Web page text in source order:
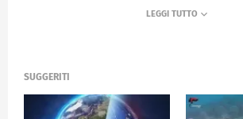
SUGGERITI